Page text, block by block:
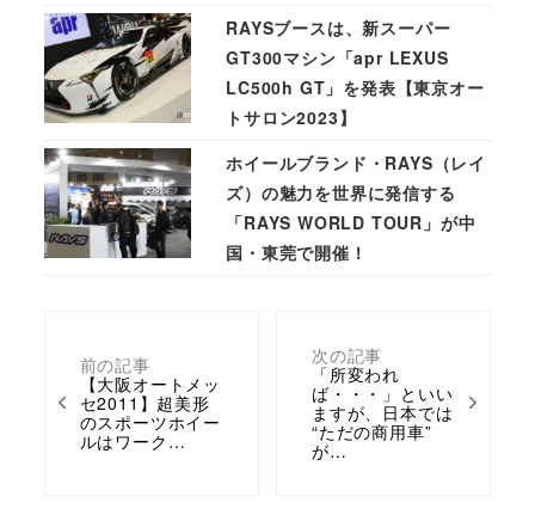
前の記事
【大阪オートメッ
セ2011】超美形
のスポーツホイー
ルはワーク…
次の記事
「所変われ
ば・・・」といい
ますが、日本では
“ただの商用車”
が…
RAYSブースは、新スーパー
GT300マシン「apr LEXUS
LC500h GT」を発表【東京オー
トサロン2023】
ホイールブランド・RAYS（レイ
ズ）の魅力を世界に発信する
「RAYS WORLD TOUR」が中
国・東莞で開催！